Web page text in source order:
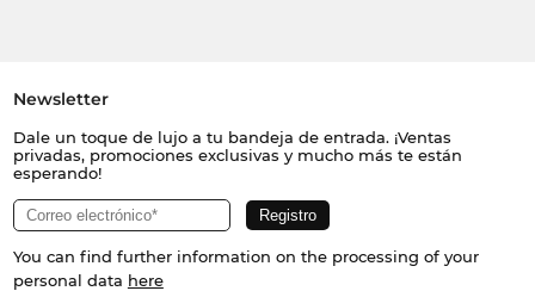
Newsletter
Dale un toque de lujo a tu bandeja de entrada. ¡Ventas
privadas, promociones exclusivas y mucho más te están
esperando!
You can find further information on the processing of your
personal data here